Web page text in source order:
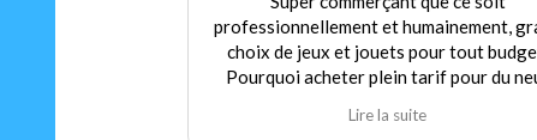
professionnellement et humainement,
choix de jeux et jouets pour tout
Pourquoi acheter plein tarif pour du
magasin de l'occasion en parfait état à
Lire la suite